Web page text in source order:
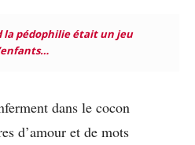
la pédophilie était un jeu
dans le cocon
d’amour et de mots